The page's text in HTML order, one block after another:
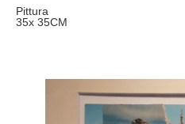
Pittura
35x 35CM